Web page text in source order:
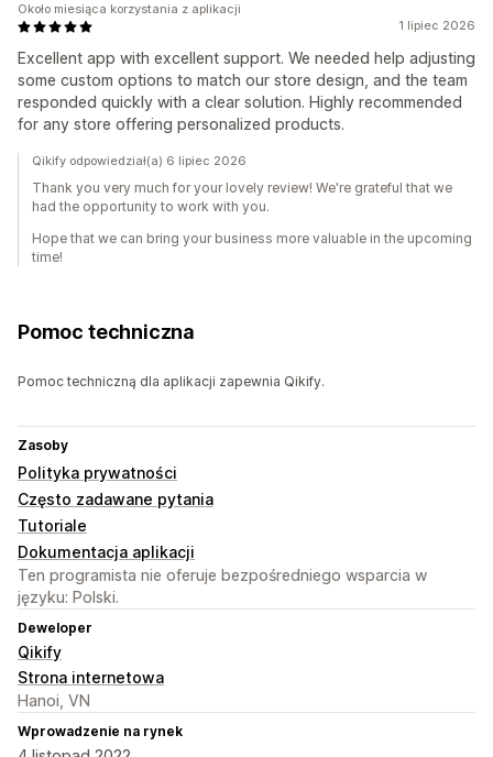
1 lipiec 2026
Excellent app with excellent support. We needed help adjusting
some custom options to match our store design, and the team
responded quickly with a clear solution. Highly recommended
for any store offering personalized products.
Około miesiąca korzystania z aplikacji
Qikify odpowiedział(a) 6 lipiec 2026
Thank you very much for your lovely review! We're grateful that we
had the opportunity to work with you.
Hope that we can bring your business more valuable in the upcoming
time!
Pomoc techniczna
Pomoc techniczną dla aplikacji zapewnia Qikify.
Zasoby
Polityka prywatności
Często zadawane pytania
Tutoriale
Dokumentacja aplikacji
Ten programista nie oferuje bezpośredniego wsparcia w
języku: Polski.
Deweloper
Qikify
Strona internetowa
Hanoi, VN
Wprowadzenie na rynek